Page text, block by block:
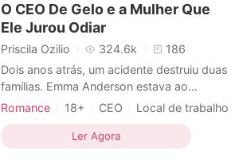
um acordo transf
Romance
O CEO De Gelo e a Mulher Que
Ele Jurou Odiar
Priscila Ozilio 324.6k
186
Dois anos atrás, um acidente destruiu duas
famílias. Emma Anderson estava ao
volante no dia em que o destino colidiu
os pais; ele perdeu a esposa. E o pequeno
Luca, filho de Damien, perdeu algo
Romance 18+ CEO
Local de trabalho
Urbano
CEO Arrogante
Teimosa
Dramático
Ler Agora